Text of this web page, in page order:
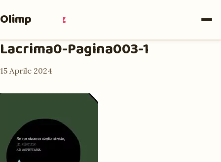
Olimpia Ruiz
Lacrima0-Pagina003-1
15 Aprile 2024